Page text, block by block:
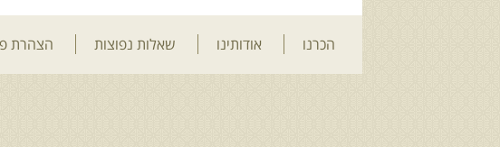
הכרנו אודותינו שאלות נפוצות הצהרת